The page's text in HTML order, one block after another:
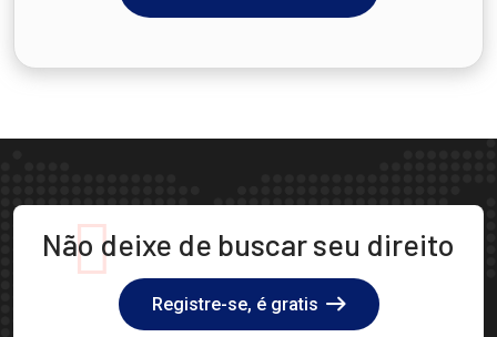
Não deixe de buscar seu direito
Registre-se, é gratis